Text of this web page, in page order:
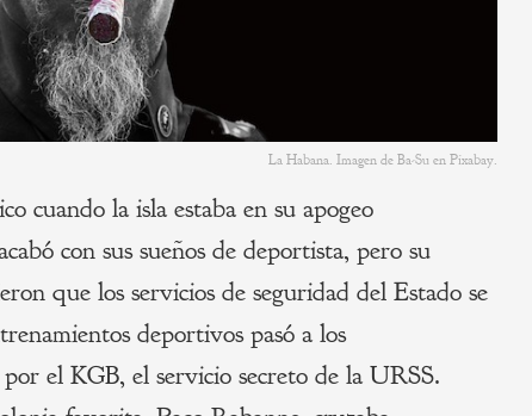
La Habana. Imagen de Ba-Su en Pixabay.
cuando la isla estaba en su apogeo
con sus sueños de deportista, pero su
que los servicios de seguridad del Estado se
deportivos pasó a los
el KGB, el servicio secreto de la URSS.